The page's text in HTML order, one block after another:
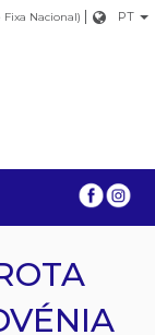
Fixa Nacional) | PT